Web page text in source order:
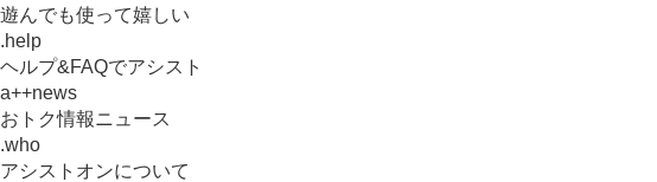
遊んでも使って嬉しい
.help
ヘルプ&FAQでアシスト
a++news
おトク情報ニュース
.who
アシストオンについて